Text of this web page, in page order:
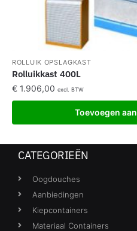
ROLLUIK OPSLAGKAST
Rolluikkast 400L
€ 1.906,00 excl. BTW
Toevoegen
CATEGORIEËN
Oogdouches
Aanbiedingen
Kiepcontainers
Materiaal Containers